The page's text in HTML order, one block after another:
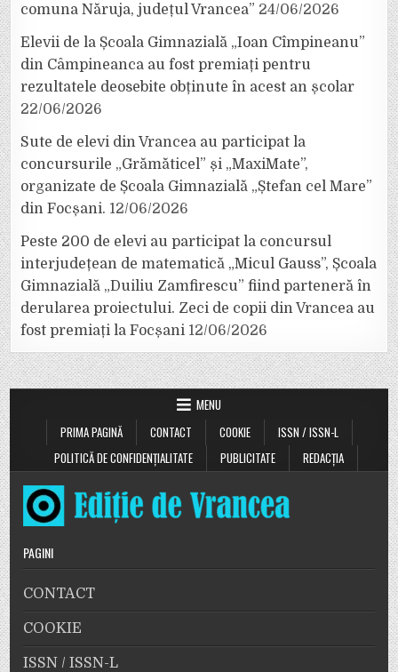
comuna Năruja, județul Vrancea” 24/06/2026
Elevii de la Școala Gimnazială „Ioan Cîmpineanu”
din Câmpineanca au fost premiați pentru
rezultatele deosebite obținute în acest an școlar
22/06/2026
Sute de elevi din Vrancea au participat la
concursurile „Grămăticel” și „MaxiMate”,
organizate de Școala Gimnazială „Ștefan cel Mare”
din Focșani. 12/06/2026
Peste 200 de elevi au participat la concursul
interjudețean de matematică „Micul Gauss”, Școala
Gimnazială „Duiliu Zamfirescu” fiind parteneră în
derularea proiectului. Zeci de copii din Vrancea au
fost premiați la Focșani 12/06/2026
MENU
PRIMA PAGINĂ
CONTACT COOKIE
ISSN / ISSN-L
POLITICĂ DE CONFIDENȚIALITATE
PUBLICITATE REDACȚIA
PAGINI
CONTACT
COOKIE
ISSN / ISSN-L